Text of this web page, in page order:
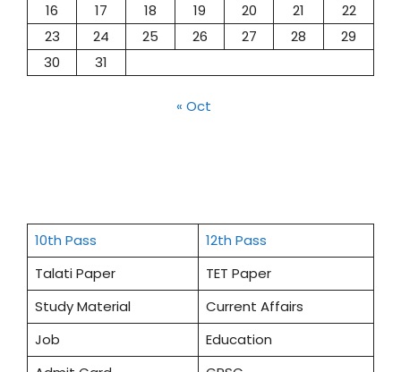
16
17 18 19 20 21
22
23
24 25 26 27 28
29
30
31
« Oct
10th Pass
12th Pass
Talati Paper
TET Paper
Study Material
Current Affairs
Job
Education